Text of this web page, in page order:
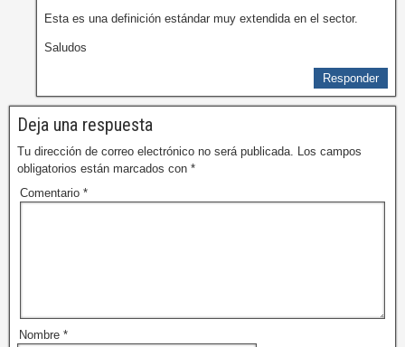
Esta es una definición estándar muy extendida en el sector.
Saludos
Responder
Deja una respuesta
Tu dirección de correo electrónico no será publicada. Los campos
obligatorios están marcados con *
Comentario *
Nombre *